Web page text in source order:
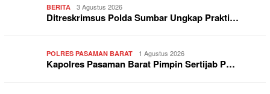
BERITA 3 Agustus 2026
Ditreskrimsus Polda Sumbar Ungkap Prakti…
POLRES PASAMAN BARAT 1 Agustus 2026
Kapolres Pasaman Barat Pimpin Sertijab P…